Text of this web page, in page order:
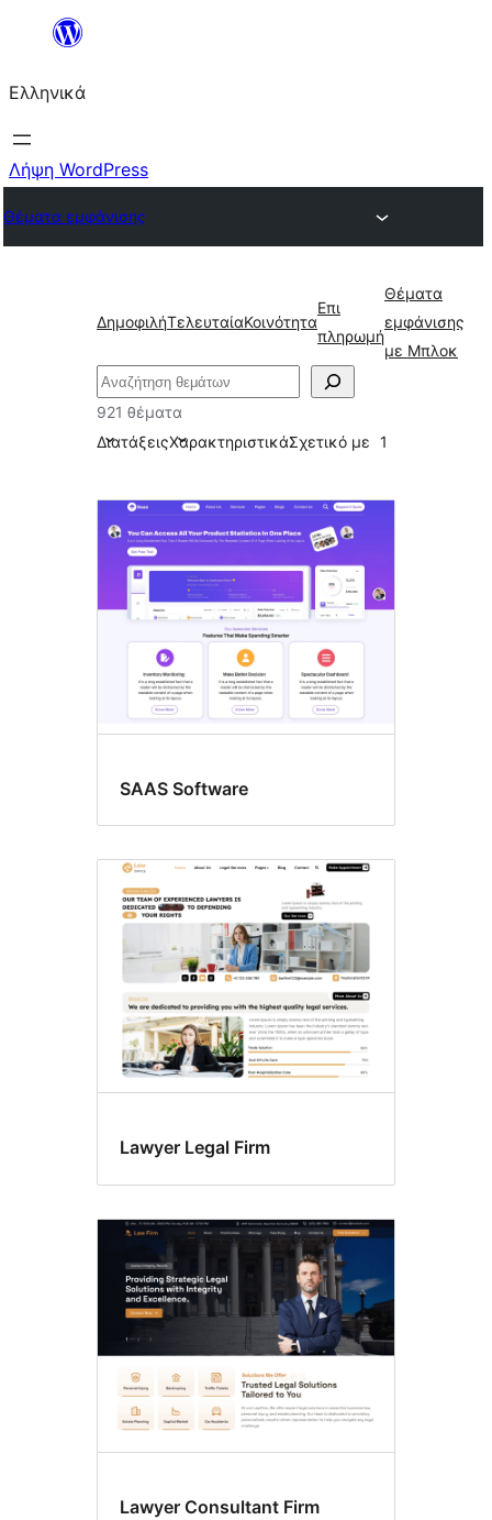
Μετάβαση
περιεχόμενο
Ελληνικά
Λήψη WordPress
Θέματα εμφάνισης
ΔημοφιλήΤελευταίαΚοινότητα
Επι
πληρωμή
Θέματα
εμφάνισης
με Μπλοκ
Αναζήτηση
921 θέματα
ΔιατάξειςΧαρακτηριστικάΣχετικό με 1
Εκπαίδευση
SAAS Software
Lawyer Legal Firm
Lawyer Consultant Firm